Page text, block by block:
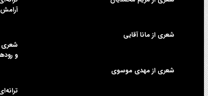
شعری از مانا آقایی
شعری از مهدی موسوی
آرامش
شعری
و